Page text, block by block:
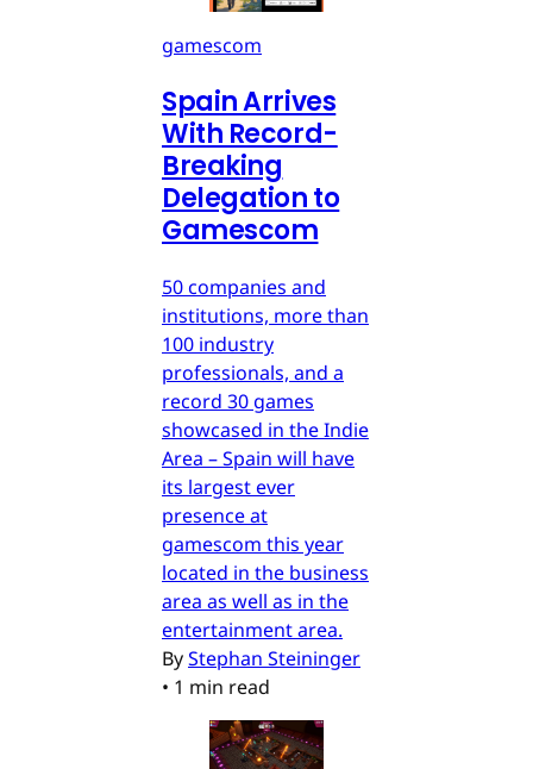
gamescom
Spain Arrives
With Record-
Breaking
Delegation to
Gamescom
50 companies and
institutions, more than
100 industry
professionals, and a
record 30 games
showcased in the Indie
Area – Spain will have
its largest ever
presence at
gamescom this year
located in the business
area as well as in the
entertainment area.
ByStephan Steininger
• 1 min read